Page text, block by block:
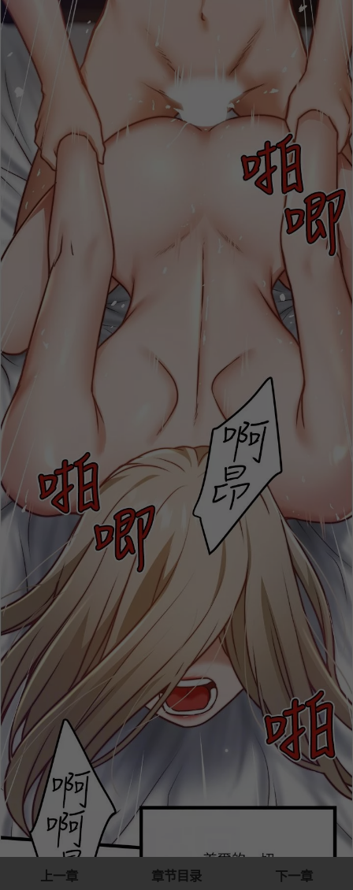
上一章 章节目录 下一章